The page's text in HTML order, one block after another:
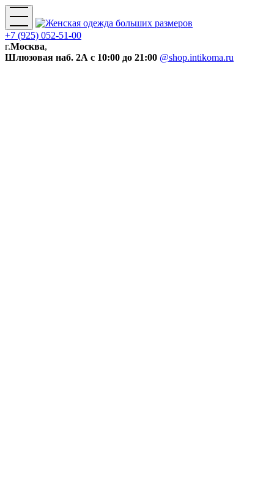
+7 (925) 052-51-00
г.Москва,
Шлюзовая наб. 2А с 10:00 до 21:00 @shop.intikoma.ru